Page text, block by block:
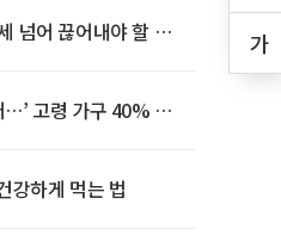
가
넘어 끊어내야 할 사
…’ 고령 가구 40% 노
강하게 먹는 법